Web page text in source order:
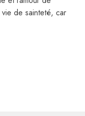
de sainteté, car